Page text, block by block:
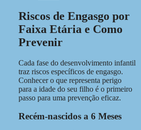
Riscos de Engasgo por
Faixa Etária e Como
Prevenir
Cada fase do desenvolvimento infantil
traz riscos específicos de engasgo.
Conhecer o que representa perigo
para a idade do seu filho é o primeiro
passo para uma prevenção eficaz.
Recém-nascidos a 6 Meses